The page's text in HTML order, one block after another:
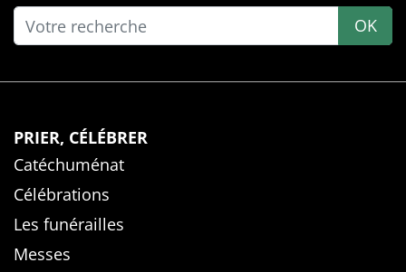
OK
PRIER, CÉLÉBRER
Catéchuménat
Célébrations
Les funérailles
Messes